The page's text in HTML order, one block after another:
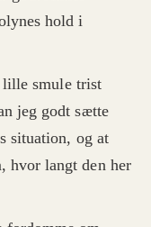
hold i
lille smule trist
jeg godt sætte
situation, og at
hvor langt den her